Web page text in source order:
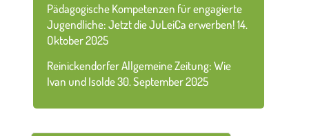
Pädagogische Kompetenzen für engagierte
Jugendliche: Jetzt die JuLeiCa erwerben!14.
Oktober 2025
Reinickendorfer Allgemeine Zeitung: Wie
Ivan und Isolde30. September 2025